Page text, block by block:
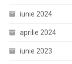
iunie 2024
aprilie 2024
iunie 2023